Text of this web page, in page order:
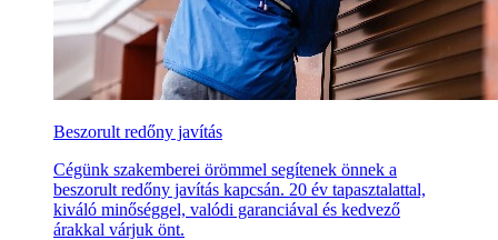
Beszorult redőny javítás
Cégünk szakemberei örömmel segítenek önnek a
beszorult redőny javítás kapcsán. 20 év tapasztalattal,
kiváló minőséggel, valódi garanciával és kedvező
árakkal várjuk önt.